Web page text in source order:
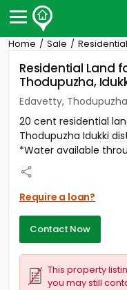
Post Your Property
Post Your
Properties for Sale
Properties for Rent
Premium Projects
Finance Center
Our Services
Contact Us
Home Sale
Residential Land
Thodupuzha,
Edavetty,
20 cent residential
Thodupuzha Idukki
*Water available
Require a loan?
Contact Now
This property
you may still